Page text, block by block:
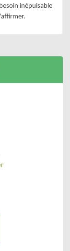
inépuisable